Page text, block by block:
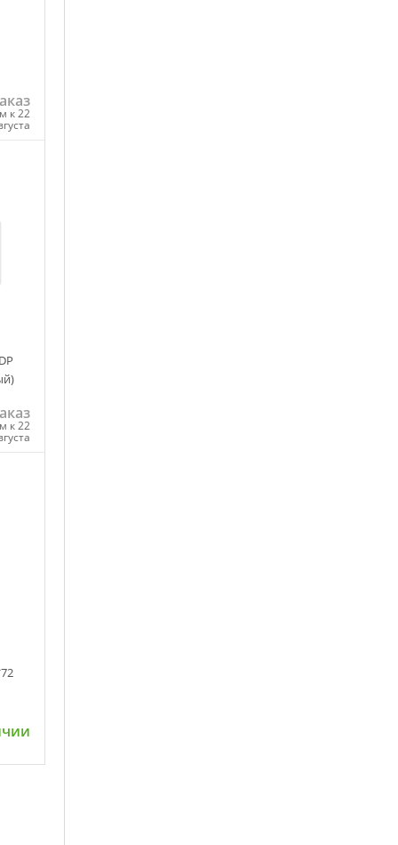
к 22
к 22